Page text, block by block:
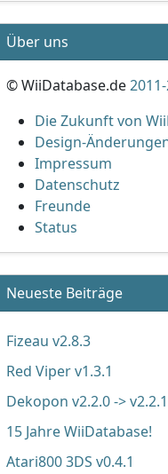
Über uns
© WiiDatabase.de
Die Zukunft von
Design-
Impressum
Datenschutz
Freunde
Status
Neueste Beiträge
Fizeau v2.8.3
Red Viper v1.3.1
Dekopon v2.2.0 -> v2.2.1
15 Jahre WiiDatabase!
Atari800 3DS v0.4.1